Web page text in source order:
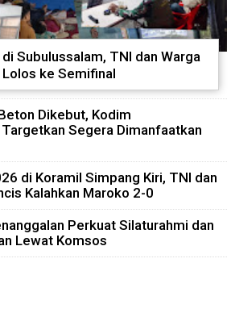
Subulussalam, TNI dan Warga
ke Semifinal
Dikebut, Kodim
Segera Dimanfaatkan
di Koramil Simpang Kiri, TNI dan
Kalahkan Maroko 2-0
Perkuat Silaturahmi dan
Lewat Komsos